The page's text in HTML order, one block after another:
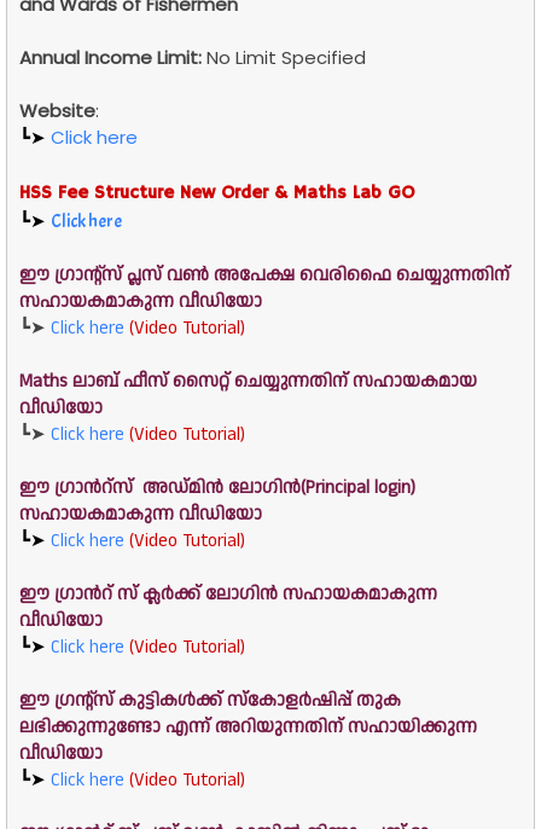
Annual Income Limit:No Limit Specified
Website:
┗➤ Click here
HSS Fee Structure New Order & Maths Lab GO
┗➤ Click here
ഈ ഗ്രാൻ്റ്സ് പ്ലസ് വൺ അപേക്ഷ വെരിഫൈ ചെയ്യുന്നതിന്
സഹായകമാകുന്ന വീഡിയോ
┗➤ Click here (Video Tutorial)
Maths ലാബ് ഫീസ് സൈറ്റ് ചെയ്യുന്നതിന് സഹായകമായ
വീഡിയോ
┗➤ Click here (Video Tutorial)
ഈ ഗ്രാൻറ്സ് അഡ്മിൻ ലോഗിൻ(Principal login)
സഹായകമാകുന്ന വീഡിയോ
┗➤ Click here (Video Tutorial)
ഈ ഗ്രാൻറ് സ് ക്ലർക്ക് ലോഗിൻ സഹായകമാകുന്ന
വീഡിയോ
┗➤ Click here (Video Tutorial)
ഈ ഗ്രൻ്റ്സ് കുട്ടികൾക്ക് സ്കോളർഷിപ്പ് തുക
ലഭിക്കുന്നുണ്ടോ എന്ന് അറിയുന്നതിന് സഹായിക്കുന്ന
വീഡിയോ
┗➤ Click here (Video Tutorial)